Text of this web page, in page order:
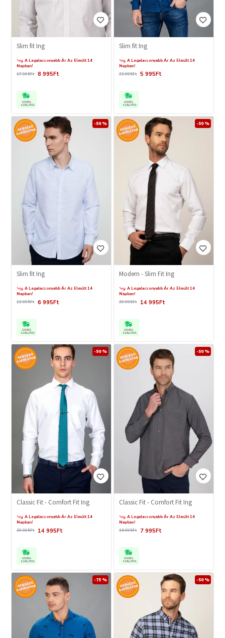
Slim fit Ing
A Legalacsonyabb Ár Az Elmúlt 14
Napban!
8 995Ft
17 995Ft
GYORS
SZÁLLÍTÁS
Slim fit Ing
A Legalacsonyabb Ár Az Elmúlt 14
Napban!
5 995Ft
23 995Ft
GYORS
SZÁLLÍTÁS
-50 %
Slim fit Ing
A Legalacsonyabb Ár Az Elmúlt 14
Napban!
6 995Ft
13 995Ft
GYORS
SZÁLLÍTÁS
-50 %
Modern - Slim Fit Ing
A Legalacsonyabb Ár Az Elmúlt 14
Napban!
14 995Ft
29 995Ft
GYORS
SZÁLLÍTÁS
-50 %
Classic Fit - Comfort Fit Ing
A Legalacsonyabb Ár Az Elmúlt 14
Napban!
14 995Ft
29 995Ft
GYORS
SZÁLLÍTÁS
-50 %
Classic Fit - Comfort Fit Ing
A Legalacsonyabb Ár Az Elmúlt 14
Napban!
7 995Ft
15 995Ft
GYORS
SZÁLLÍTÁS
-75 % -50 %